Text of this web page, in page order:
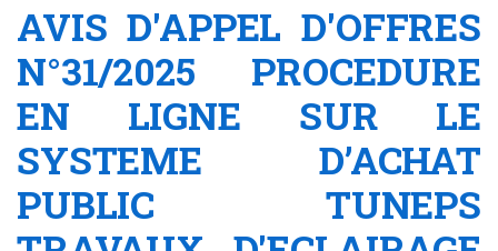
AVIS D'APPEL D'OFFRES
N°31/2025 PROCEDURE
EN LIGNE SUR LE
SYSTEME D’ACHAT
PUBLIC TUNEPS